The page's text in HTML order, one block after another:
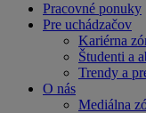
Pracovné ponuky
Pre uchádzačov
Kariérna
Študenti a
Trendy a
O nás
Mediálna